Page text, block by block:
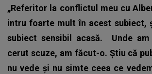
„Referitor la conflictul meu cu
intru foarte mult în acest subiect,
subiect sensibil acasă. Unde
cerut scuze, am făcut-o. Știu că
nu vede și nu simte ceea ce